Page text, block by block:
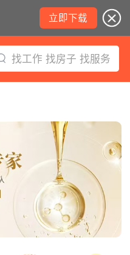
立即下载
找工作 找房子 找服务